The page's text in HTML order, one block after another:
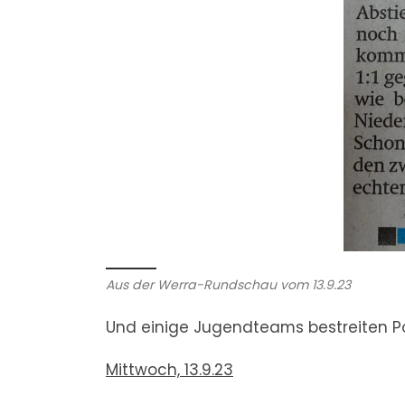
Aus der Werra-Rundschau vom 13.9.23
Und einige Jugendteams bestreiten
Mittwoch, 13.9.23